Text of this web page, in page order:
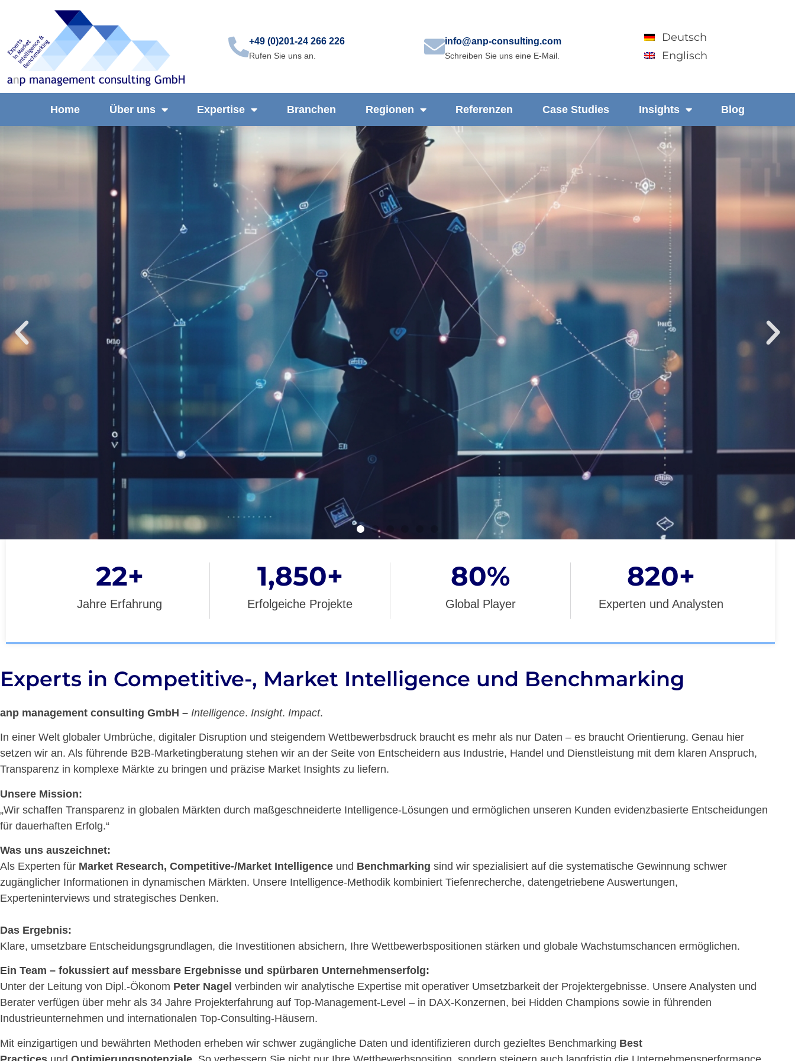
+49 (0)201-24 266 226
Rufen Sie uns an.
info@anp-consulting.com
Schreiben Sie uns eine E-Mail.
Deutsch
Englisch
Home Über uns Expertise Branchen Regionen Referenzen Case Studies Insights Blog
22 Jahre ANP
globale Märkte
transparent!
Jahre Erfahrung
22+
Erfolgeiche Projekte
1,850+
Global Player
80%
Experten und Analysten
820+
Experts in Competitive-, Market Intelligence und Benchmarking
anp management consulting GmbH – Intelligence. Insight. Impact.
In einer Welt globaler Umbrüche, digitaler Disruption und steigendem Wettbewerbsdruck braucht es mehr als nur Daten – es braucht Orientierung. Genau hier
setzen wir an. Als führende B2B-Marketingberatung stehen wir an der Seite von Entscheidern aus Industrie, Handel und Dienstleistung mit dem klaren Anspruch,
Transparenz in komplexe Märkte zu bringen und präzise Market Insights zu liefern.
Unsere Mission:
„Wir schaffen Transparenz in globalen Märkten durch maßgeschneiderte Intelligence-Lösungen und ermöglichen unseren Kunden evidenzbasierte Entscheidungen
für dauerhaften Erfolg.“
Was uns auszeichnet:
Als Experten für Market Research, Competitive-/Market Intelligence und Benchmarking sind wir spezialisiert auf die systematische Gewinnung schwer
zugänglicher Informationen in dynamischen Märkten. Unsere Intelligence-Methodik kombiniert Tiefenrecherche, datengetriebene Auswertungen,
Experteninterviews und strategisches Denken.
Das Ergebnis:
Klare, umsetzbare Entscheidungsgrundlagen, die Investitionen absichern, Ihre Wettbewerbspositionen stärken und globale Wachstumschancen ermöglichen.
Ein Team – fokussiert auf messbare Ergebnisse und spürbaren Unternehmenserfolg:
Unter der Leitung von Dipl.-Ökonom Peter Nagel verbinden wir analytische Expertise mit operativer Umsetzbarkeit der Projektergebnisse. Unsere Analysten und
Berater verfügen über mehr als 34 Jahre Projekterfahrung auf Top-Management-Level – in DAX-Konzernen, bei Hidden Champions sowie in führenden
Industrieunternehmen und internationalen Top-Consulting-Häusern.
Mit einzigartigen und bewährten Methoden erheben wir schwer zugängliche Daten und identifizieren durch gezieltes Benchmarking Best